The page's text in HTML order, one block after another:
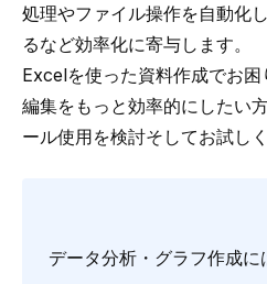
処理やファイル操作を自動化
るなど効率化に寄与します。
Excelを使った資料作成でお
編集をもっと効率的にしたい
ール使用を検討そしてお試しく
データ分析・グラフ作成